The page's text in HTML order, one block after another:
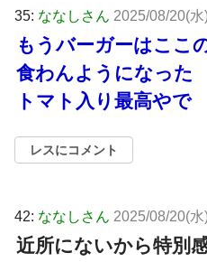
35: ななしさん 2025/08/20(
もうバーガーはここ
食わんようになった
トマト入り最高やで
レスにコメント
42: ななしさん 2025/08/20(
近所にないから特別